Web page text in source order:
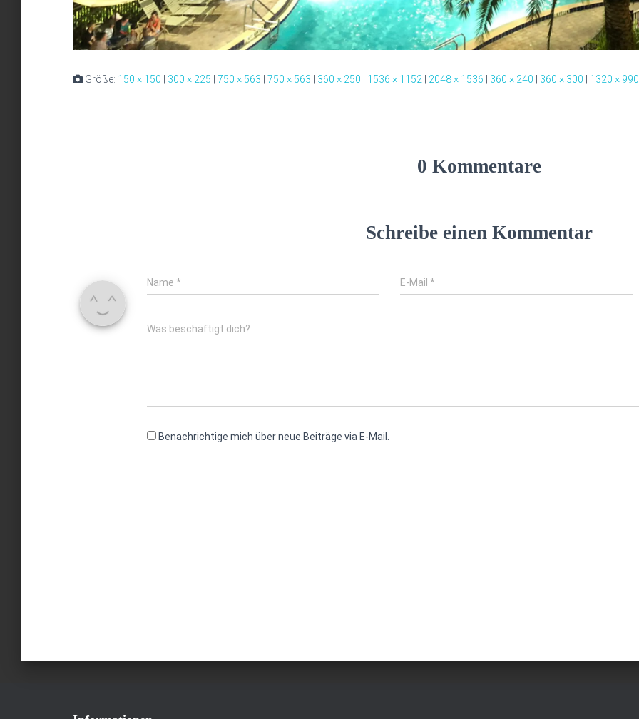
Größe: 150 × 150 300 × 225 750 × 563 750 × 563 360 × 250 1536 × 1152 2048 × 1536 360 × 240 360 × 300 1320 × 990
0 Kommentare
Schreibe einen Kommentar
Name * E-Mail*
Was beschäftigt dich?
Benachrichtige mich über neue Beiträge via E-Mail.